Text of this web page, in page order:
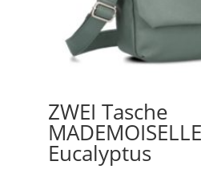
ZWEI Tasche
Eucalyptus